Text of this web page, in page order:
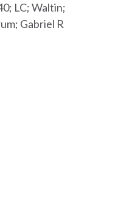
LC; Waltin;
Gabriel R